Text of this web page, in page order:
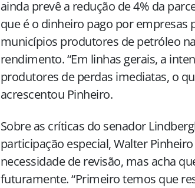
ainda prevê a redução de 4% da
que é o dinheiro pago por empresas
municípios produtores de petróleo
rendimento. “Em linhas gerais, a
produtores de perdas imediatas, o
acrescentou Pinheiro.
Sobre as críticas do senador
participação especial, Walter
necessidade de revisão, mas acha
futuramente. “Primeiro temos que